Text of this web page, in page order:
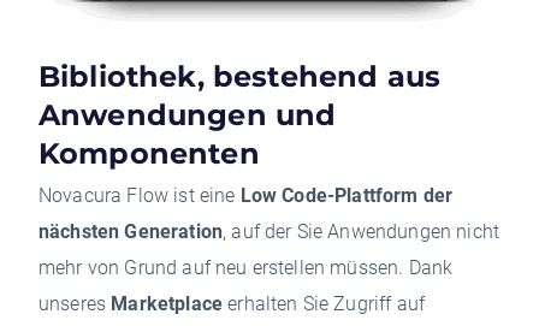
Bibliothek, bestehend aus
Anwendungen und
Komponenten
Novacura Flow ist eine Low Code-Plattform der
nächsten Generation, auf der Sie Anwendungen nicht
mehr von Grund auf neu erstellen müssen. Dank
unseres Marketplace erhalten Sie Zugriff auf